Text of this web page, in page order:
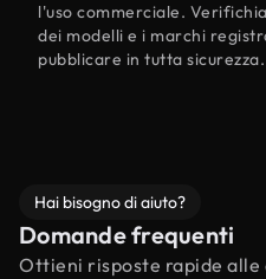
l'uso commerciale.
dei modelli e i marchi
pubblicare in tutta sicurezza.
Hai bisogno di aiuto?
Domande frequenti
Ottieni risposte rapide alle